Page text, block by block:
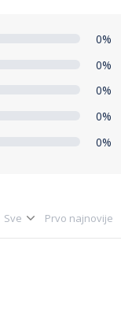
0%
0%
0%
0%
0%